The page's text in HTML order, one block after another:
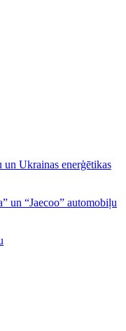
Ukrainas enerģētikas
un “Jaecoo” automobiļu